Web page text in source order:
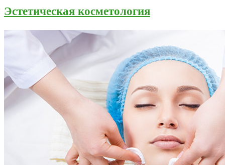
Эстетическая косметология